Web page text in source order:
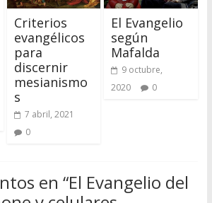
Criterios
evangélicos
para
discernir
mesianismo
s
7 abril, 2021
0
El Evangelio
según
Mafalda
9 octubre,
2020
0
en “El Evangelio del